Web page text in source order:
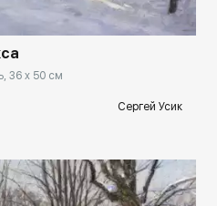
36 x 50 см
Сергей Усик